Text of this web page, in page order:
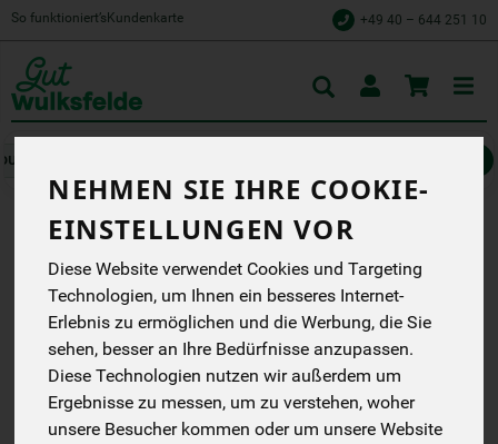
NEHMEN SIE IHRE COOKIE-
EINSTELLUNGEN VOR
Diese Website verwendet Cookies und Targeting
Technologien, um Ihnen ein besseres Internet-
Erlebnis zu ermöglichen und die Werbung, die Sie
sehen, besser an Ihre Bedürfnisse anzupassen.
Diese Technologien nutzen wir außerdem um
Ergebnisse zu messen, um zu verstehen, woher
unsere Besucher kommen oder um unsere Website
So funktioniert’s Kundenkarte +49 40 – 644 251 10
NIEDERSACHSEN
Kürbiskerne aus
Niedersachsen
Grell
DB
Toggle
cart